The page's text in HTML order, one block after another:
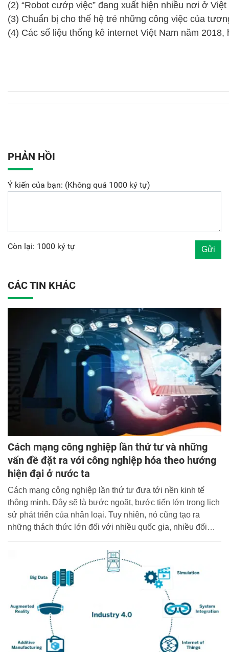
(2) “Robot cướp việc” đang xuất hiện nhiều nơi ở
(3) Chuẩn bị cho thế hệ trẻ những công việc của
(4) Các số liệu thống kê internet Việt Nam năm 2018,
PHẢN HỒI
Ý kiến của bạn: (Không quá 1000 ký tự)
Còn lại: 1000 ký tự
CÁC TIN KHÁC
Cách mạng công nghiệp lần thứ tư và những
vấn đề đặt ra với công nghiệp hóa theo hướng
hiện đại ở nước ta
Cách mạng công nghiệp lần thứ tư đưa tới nền kinh tế
thông minh. Đây sẽ là bước ngoặt, bước tiến lớn trong lịch
sử phát triển của nhân loại. Tuy nhiên, nó cũng tạo ra
những thách thức lớn đối với nhiều quốc gia, nhiều đối
công nghệ trong cách mạng công nghiệp lần thứ tư làm
cho tài nguyên thiên nhiên, lao động phổ thông giá rẻ ngày
càng mất lợi thế. Việc làm rõ những vấn đề đặt ra và đưa
ra những định hướng cho quá trình công nghiệp hóa, hiện
đại hóa ở Việt Nam trong bối cảnh cách mạng công nghiệp
lần thứ tư thời gian tới là cấp bách và thiết thực.